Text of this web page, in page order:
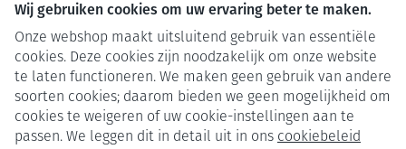
Wij gebruiken cookies om uw ervaring beter te maken.
Onze webshop maakt uitsluitend gebruik van essentiële
cookies. Deze cookies zijn noodzakelijk om onze website
te laten functioneren. We maken geen gebruik van andere
soorten cookies; daarom bieden we geen mogelijkheid om
cookies te weigeren of uw cookie-instellingen aan te
passen. We leggen dit in detail uit in ons cookiebeleid
Juridische links